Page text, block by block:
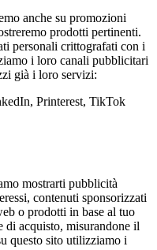
anche su promozioni
prodotti pertinenti.
personali crittografati con i
i loro canali pubblicitari
già i loro servizi:
Printerest, TikTok
mostrarti pubblicità
contenuti sponsorizzati
o prodotti in base al tuo
di acquisto, misurandone il
questo sito utilizziamo i